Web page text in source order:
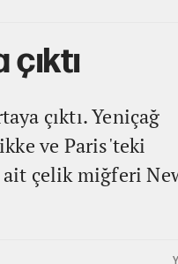
çıktı. Yeniçağ
ve Paris'teki
ait çelik miğferi